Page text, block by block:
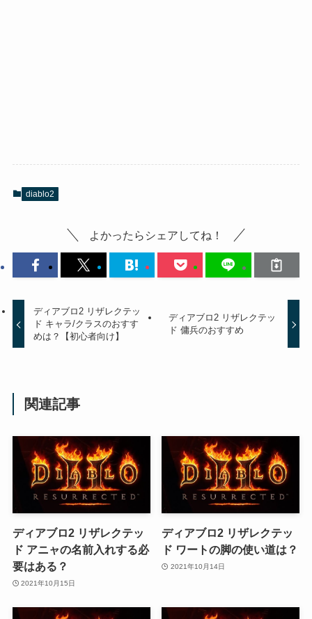
diablo2
よかったらシェアしてね！
ディアブロ2 リザレクテッ
ド キャラ/クラスのおすす
めは？【初心者向け】
ディアブロ2 リザレクテッ
ド 傭兵のおすすめ
関連記事
ディアブロ2 リザレクテッ
ド アニャの名前入れする必
要はある？
2021年10月15日
ディアブロ2 リザレクテッ
ド ワートの脚の使い道は？
2021年10月14日